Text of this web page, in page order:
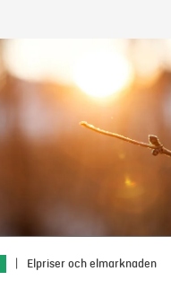
Elpriser och elmarknaden